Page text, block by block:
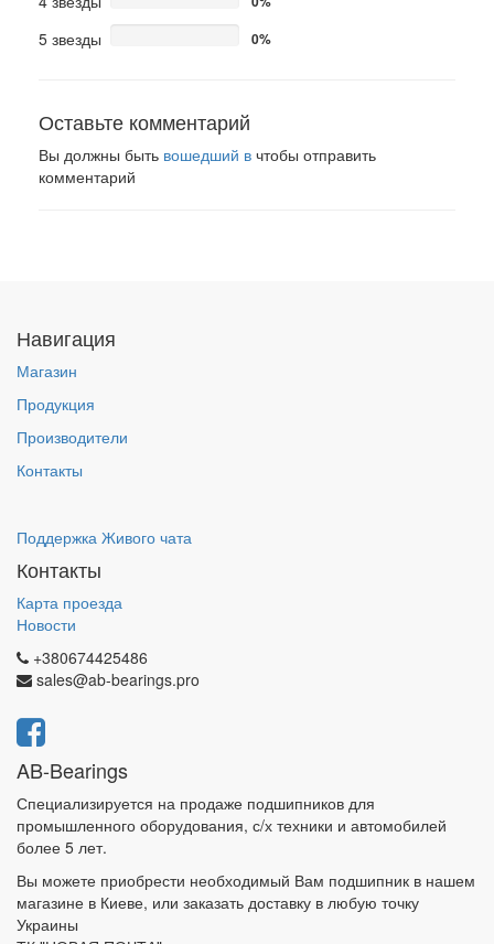
5 звезды 0%
Оставьте комментарий
Вы должны быть вошедший в чтобы отправить
комментарий
Навигация
Магазин
Продукция
Производители
Контакты
Поддержка Живого чата
Контакты
Карта проезда
Новости
+380674425486
sales@ab-bearings.pro
AB-Bearings
Специализируется на продаже подшипников для
промышленного оборудования, с/х техники и автомобилей
более 5 лет.
Вы можете приобрести необходимый Вам подшипник в нашем
магазине в Киеве, или заказать доставку в любую точку
Украины